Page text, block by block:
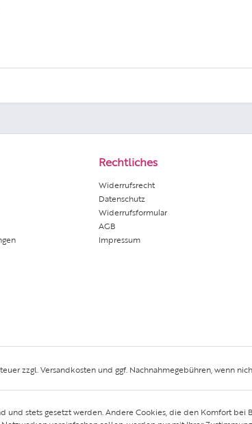
Rechtliches
Widerrufsrecht
Datenschutz
Widerrufsformular
AGB
Impressum
zzgl. Versandkosten und ggf. Nachnahmegebühren, wenn
stets gesetzt werden. Andere Cookies, die den Komfort bei